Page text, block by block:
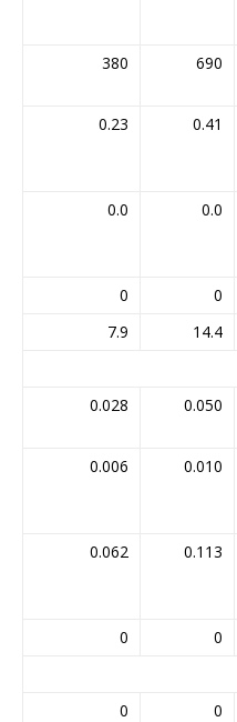
690
380
0.41
0.23
0.0
0.0
0
0
14.4
7.9
0.050
0.028
0.010
0.006
0.113
0.062
0
0
0
0